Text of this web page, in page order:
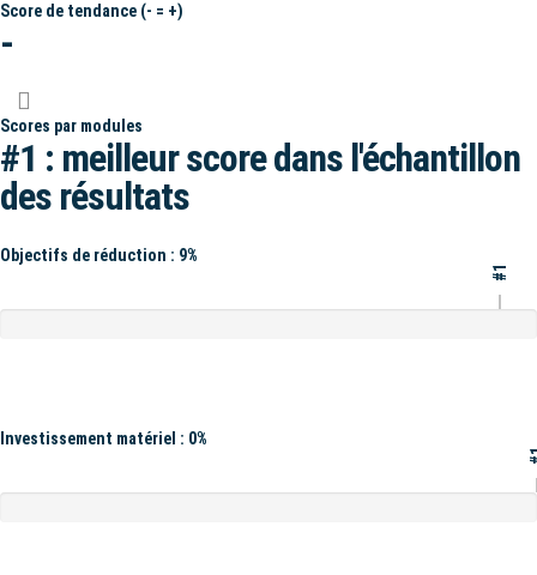
Score de tendance (- = +)
-
Scores par modules
#1 : meilleur score dans l'échantillon
des résultats
Objectifs de réduction : 9%
#1
Investissement matériel : 0%